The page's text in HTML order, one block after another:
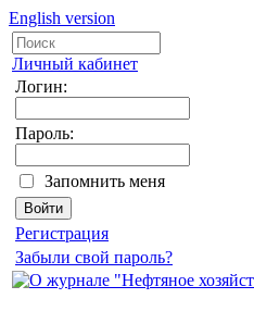
English version
Личный кабинет
Логин:
Пароль:
Запомнить меня
Регистрация
Забыли свой пароль?